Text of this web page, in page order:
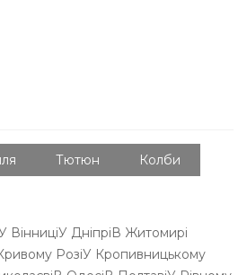
Тютюн
Колби
ВінниціУ ДніпріВ Житомирі
РозіУ Кропивницькому